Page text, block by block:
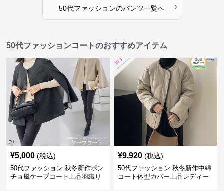
50代ファッションのパンツ一覧へ ›
50代ファッションコートのおすすめアイテム
¥5,000 (税込)
50代ファッション 秋冬新作ポン
チョ風ケープコート上品羽織り
¥9,920 (税込)
50代ファッション 秋冬新作中綿
コート体型カバー上品レディー